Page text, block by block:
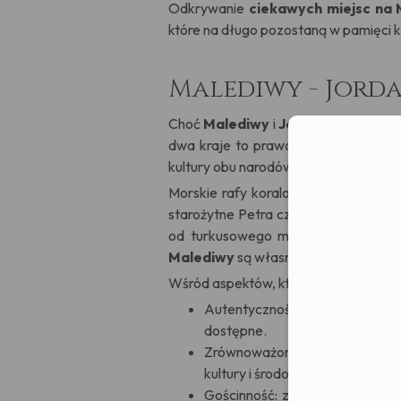
Odkrywanie ciekawych miejsc na
które na długo pozostaną w pamięci
Malediwy -
Choć Malediwy iJordania
wydają
dwa kraje to prawdziwe skarbnice
kultury obu narodów są odmienne,
Morskie rafy koralowe, luksusowe
starożytne Petra czy zjawiskowy
od turkusowego morza
Malediwysą własnym rodzajem
Wśród aspektów, które łączą te
Autentyczność i unikalność:
dostępne.
Zrównoważony rozwój
kultury i środowiska naturalnego.
Gościnność: zarówno